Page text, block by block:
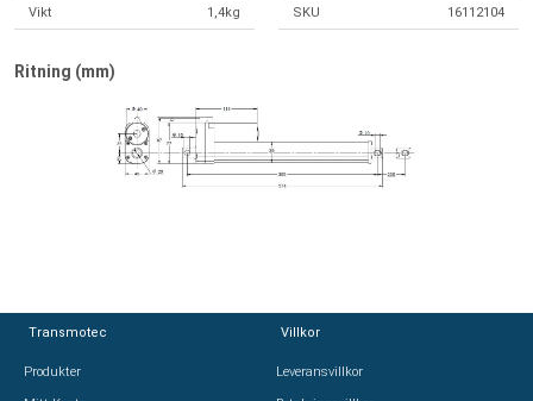
Vikt 1,4kg SKU 16112104
Ritning (mm)
Transmotec
Produkter
Villkor
Leveransvillkor
Transmotec
Produkter
Villkor
Leveransvillkor